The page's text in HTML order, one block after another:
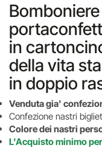
in
della vita
in doppio
Venduta gia'
Confezione nastri
Colore dei nastri
L'Acquisto minimo